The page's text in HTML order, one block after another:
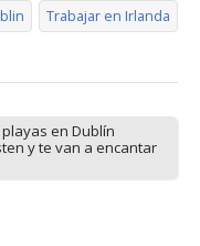
Trabajar en Irlanda
en Dublín
y te van a encantar